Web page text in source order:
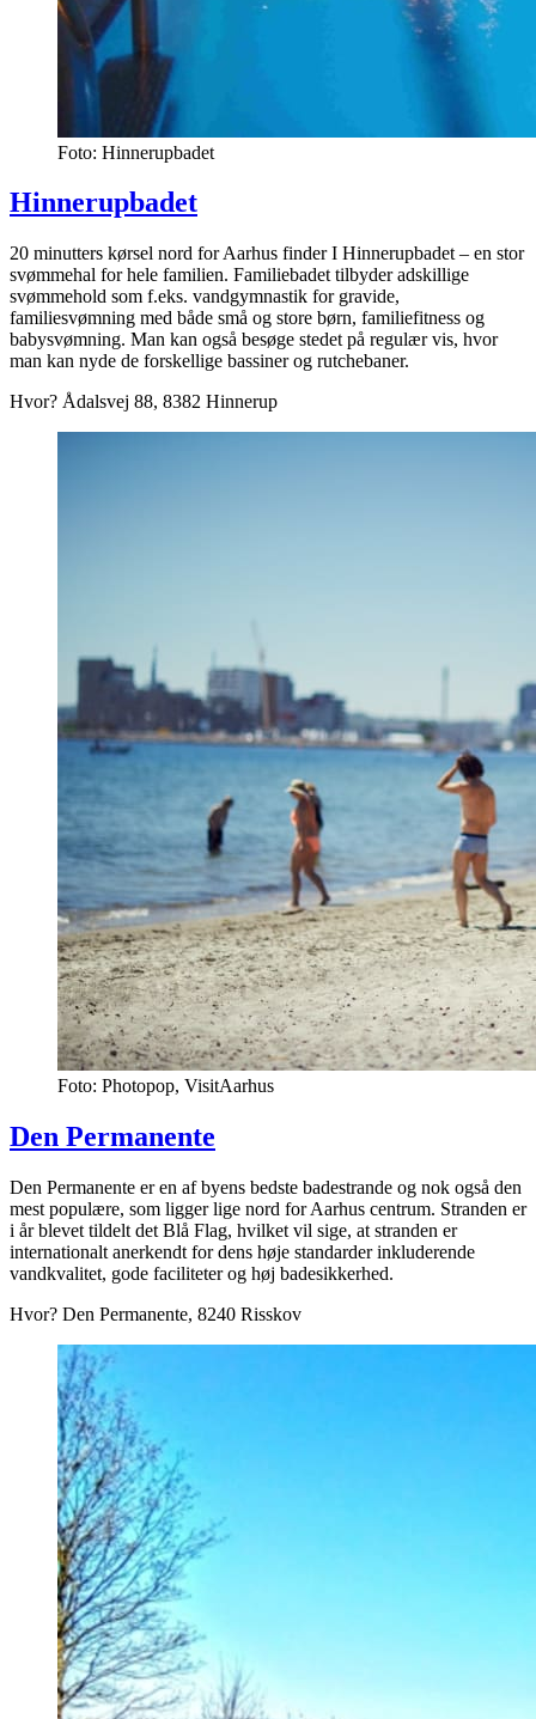
Foto: Hinnerupbadet
Hinnerupbadet
20 minutters kørsel nord for Aarhus finder I Hinnerupbadet – en stor
svømmehal for hele familien. Familiebadet tilbyder adskillige
svømmehold som f.eks. vandgymnastik for gravide,
familiesvømning med både små og store børn, familiefitness og
babysvømning. Man kan også besøge stedet på regulær vis, hvor
man kan nyde de forskellige bassiner og rutchebaner.
Hvor? Ådalsvej 88, 8382 Hinnerup
Foto: Photopop, VisitAarhus
Den Permanente
Den Permanente er en af byens bedste badestrande og nok også den
mest populære, som ligger lige nord for Aarhus centrum. Stranden er
i år blevet tildelt det Blå Flag, hvilket vil sige, at stranden er
internationalt anerkendt for dens høje standarder inkluderende
vandkvalitet, gode faciliteter og høj badesikkerhed.
Hvor? Den Permanente, 8240 Risskov